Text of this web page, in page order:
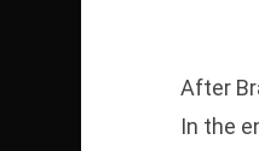
After
In the